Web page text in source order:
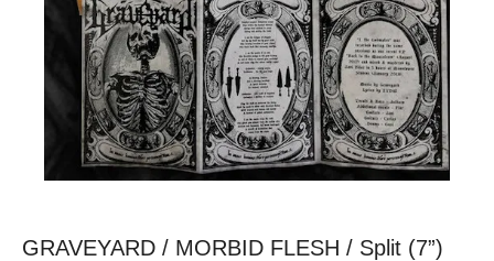
GRAVEYARD / MORBID FLESH / Split (7”)